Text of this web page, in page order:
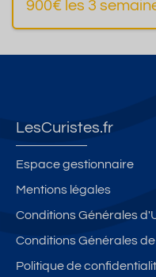
900€ les 3
LesCuristes.fr
Espace gestionnaire
Mentions légales
Conditions Générales
Conditions Générales
Politique de